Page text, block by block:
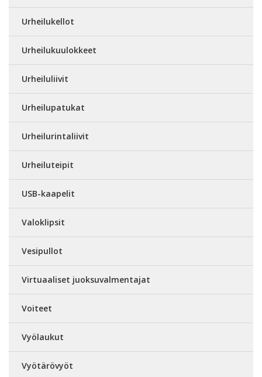
Urheilukellot
Urheilukuulokkeet
Urheiluliivit
Urheilupatukat
Urheilurintaliivit
Urheiluteipit
USB-kaapelit
Valoklipsit
Vesipullot
Virtuaaliset juoksuvalmentajat
Voiteet
Vyölaukut
Vyötärövyöt